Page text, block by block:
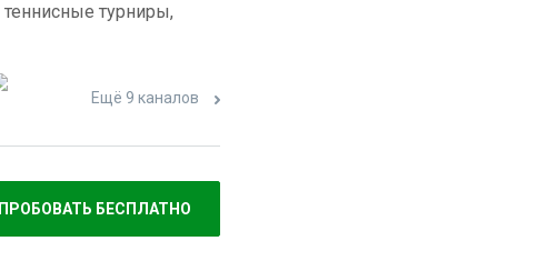
турниры,
Ещё 9 каналов
БЕСПЛАТНО